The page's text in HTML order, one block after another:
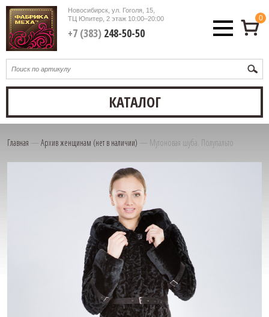
Новосибирск, ул. Гоголя, 15,
ТЦ Юпитер, 2 этаж10:00–20:00
+7 (383)248-50-50
0
КАТАЛОГ
Главная — Архив женщинам (нет в наличии) — Мутоновая шуба. Полупальто